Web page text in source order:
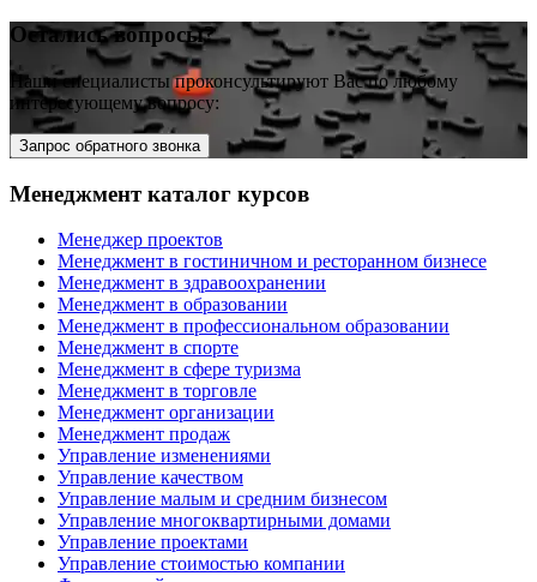
Остались вопросы?
Наши специалисты проконсультируют Вас по любому
интересующему вопросу:
Запрос обратного звонка
Менеджмент каталог курсов
Менеджер проектов
Менеджмент в гостиничном и ресторанном бизнесе
Менеджмент в здравоохранении
Менеджмент в образовании
Менеджмент в профессиональном образовании
Менеджмент в спорте
Менеджмент в сфере туризма
Менеджмент в торговле
Менеджмент организации
Менеджмент продаж
Управление изменениями
Управление качеством
Управление малым и средним бизнесом
Управление многоквартирными домами
Управление проектами
Управление стоимостью компании